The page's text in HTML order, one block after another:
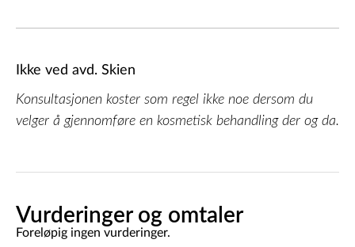
Ikke ved avd. Skien
Konsultasjonen koster som regel ikke noe dersom du
velger å gjennomføre en kosmetisk behandling der og da.
Vurderinger og omtaler
Foreløpig ingen vurderinger.